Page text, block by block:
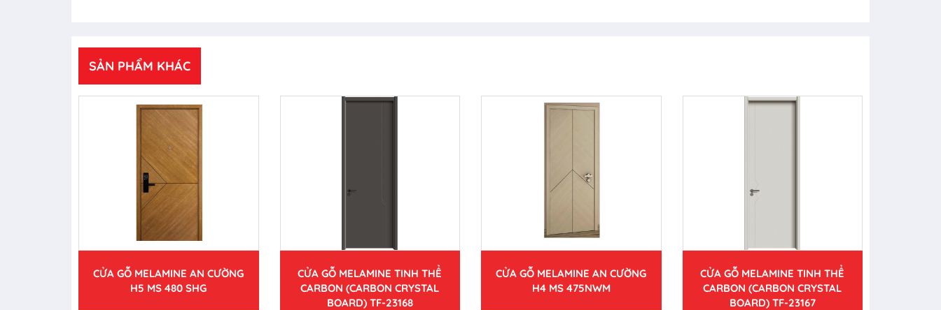
SẢN PHẨM KHÁC
CỬA GỖ MELAMINE AN CƯỜNG
H5 MS 480 SHG
CỬA GỖ MELAMINE TINH THỂ
CARBON (CARBON CRYSTAL
BOARD) TF-23168
CỬA GỖ MELAMINE AN CƯỜNG
H4 MS 475NWM
CỬA GỖ MELAMINE TINH THỂ
CARBON (CARBON CRYSTAL
BOARD) TF-23167